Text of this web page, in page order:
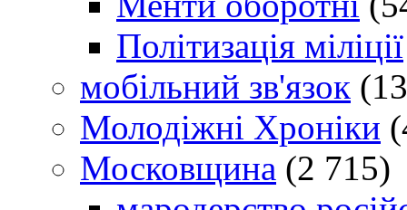
Політизація міліції
мобільний зв'язок
Молодіжні Хроніки
Московщина (2 715)